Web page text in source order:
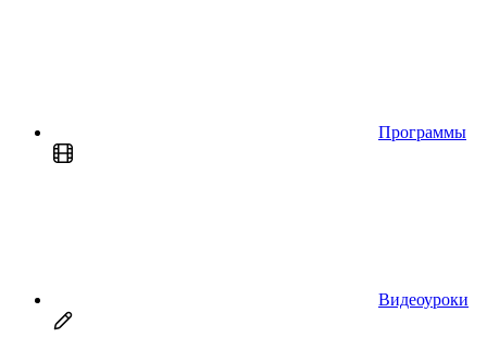
Программы
Видеоуроки